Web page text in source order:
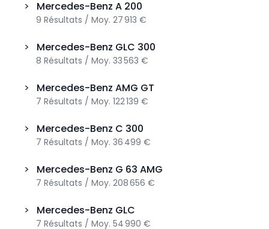
>
Mercedes-Benz A 200
9 Résultats / Moy. 27 913 €
> Mercedes-Benz GLC 300
8 Résultats / Moy. 33 563 €
> Mercedes-Benz AMG GT
7 Résultats / Moy. 122 139 €
> Mercedes-Benz C 300
7 Résultats / Moy. 36 499 €
> Mercedes-Benz G 63 AMG
7 Résultats / Moy. 208 656 €
> Mercedes-Benz GLC
7 Résultats / Moy. 54 990 €